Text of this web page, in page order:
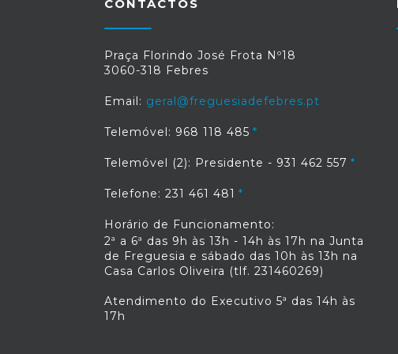
CONTACTOS
Praça Florindo José Frota Nº18
3060-318 Febres
Email: geral@freguesiadefebres.pt
Telemóvel: 968 118 485
Telemóvel (2): Presidente - 931 462 557
Telefone: 231 461 481
Horário de Funcionamento:
2ª a 6ª das 9h às 13h - 14h às 17h na Junta
de Freguesia e sábado das 10h às 13h na
Casa Carlos Oliveira (tlf. 231460269)
Atendimento do Executivo 5ª das 14h às
17h